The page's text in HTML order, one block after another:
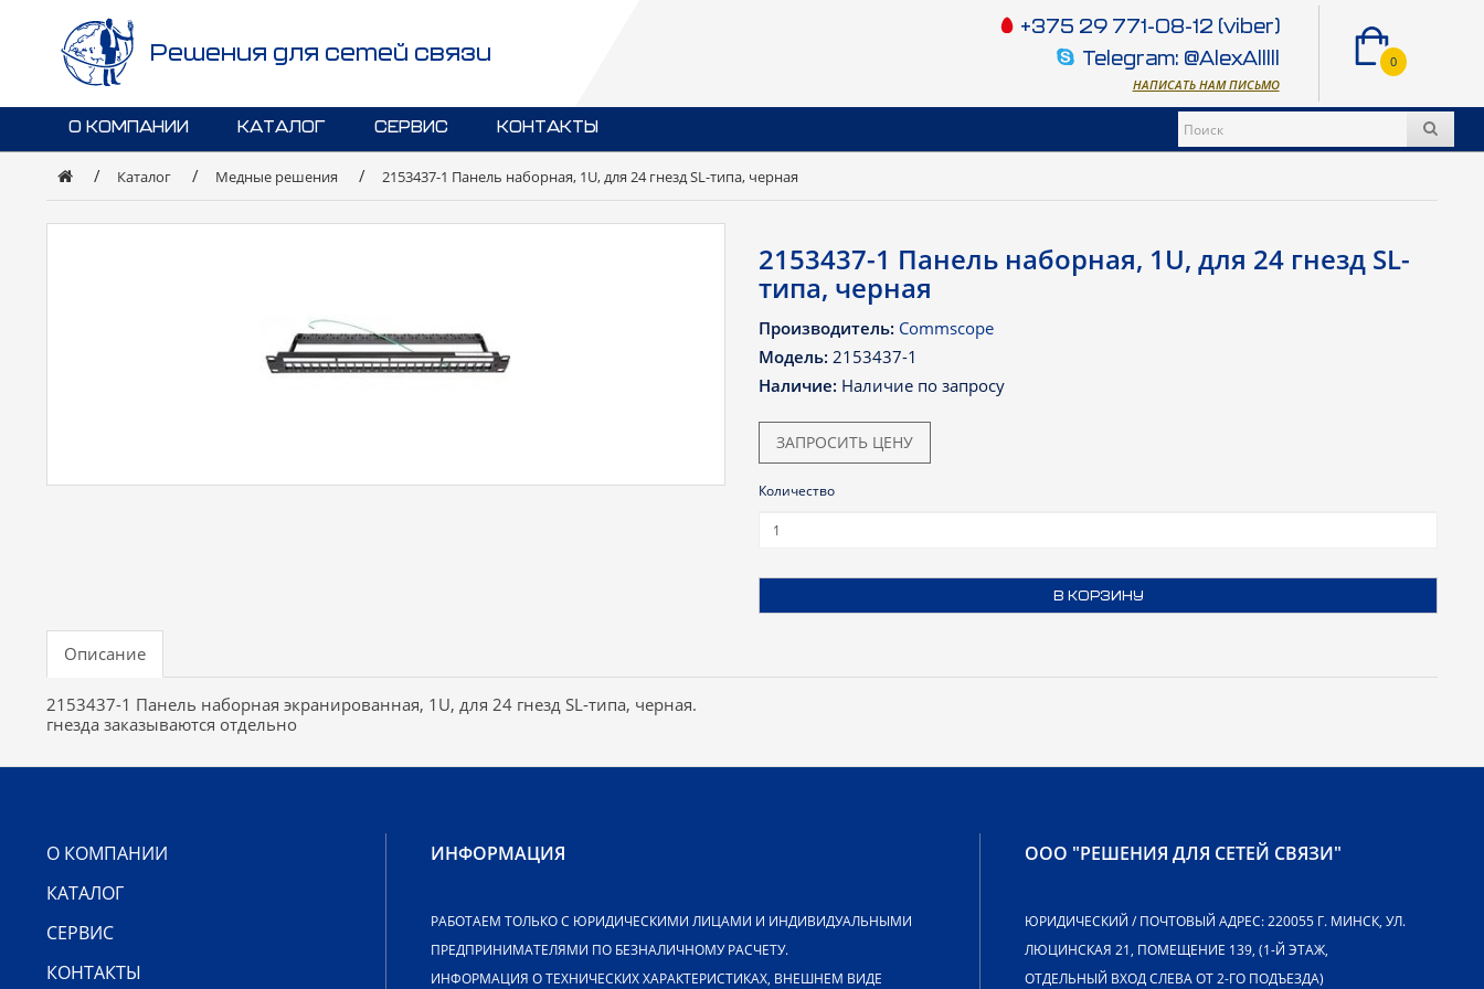
Решения для сетей связи
+375 29 771-08-12 (viber)
Telegram: @AlexAlllll
НАПИСАТЬ НАМ ПИСЬМО
0
О КОМПАНИИ КАТАЛОГ СЕРВИС КОНТАКТЫ
Каталог Медные решения 2153437-1 Панель наборная, 1U, для 24 гнезд SL-типа, черная
2153437-1 Панель наборная, 1U, для 24 гнезд SL-
типа, черная
Производитель: Commscope
Модель: 2153437-1
Наличие: Наличие по запросу
ЗАПРОСИТЬ ЦЕНУ
Количество
В КОРЗИНУ
Описание
2153437-1 Панель наборная экранированная, 1U, для 24 гнезд SL-типа, черная.
гнезда заказываются отдельно
О КОМПАНИИ
КАТАЛОГ
СЕРВИС
КОНТАКТЫ
ИНФОРМАЦИЯ
РАБОТАЕМ ТОЛЬКО С ЮРИДИЧЕСКИМИ ЛИЦАМИ И ИНДИВИДУАЛЬНЫМИ
ПРЕДПРИНИМАТЕЛЯМИ ПО БЕЗНАЛИЧНОМУ РАСЧЕТУ.
ИНФОРМАЦИЯ О ТЕХНИЧЕСКИХ ХАРАКТЕРИСТИКАХ, ВНЕШНЕМ ВИДЕ
ООО "РЕШЕНИЯ ДЛЯ СЕТЕЙ СВЯЗИ"
ЮРИДИЧЕСКИЙ / ПОЧТОВЫЙ АДРЕС: 220055 Г. МИНСК, УЛ.
ЛЮЦИНСКАЯ 21, ПОМЕЩЕНИЕ 139, (1-Й ЭТАЖ,
ОТДЕЛЬНЫЙ ВХОД СЛЕВА ОТ 2-ГО ПОДЪЕЗДА)